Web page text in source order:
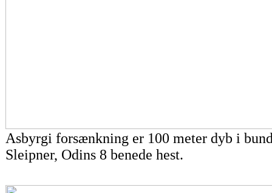
Asbyrgi forsænkning er 100 meter dyb i
Sleipner, Odins 8 benede hest.